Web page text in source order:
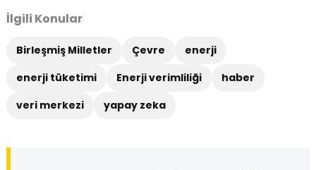
İlgili Konular
Birleşmiş Milletler Çevre
enerji
enerji tüketimi
Enerji verimliliği
haber
veri merkezi
yapay zeka